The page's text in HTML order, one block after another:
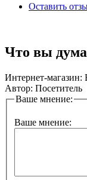
Оставить
Что вы
Интернет-магазин:
Автор: Посетитель
Ваше мнение:
Ваше мнение: